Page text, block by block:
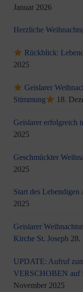
Januar 2026
Herzliche
Rückblick:
2025
Geislarer
Stimmung
18.
Geislarer erfolgreich
2025
Geschmückter
2025
Start des Lebendigen
2025
Geislarer
Kirche St. Joseph 28.
UPDATE: Aufruf
VERSCHOBEN auf
November 2025